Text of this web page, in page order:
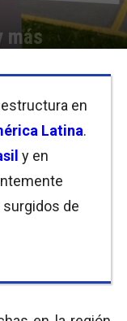
más
en
Latina.
y en
de